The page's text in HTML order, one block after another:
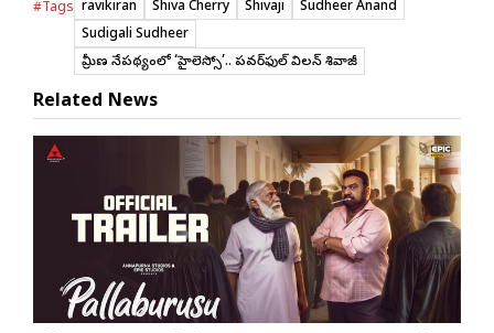
#Tags ravikiran Shiva Cherry Shivaji
Sudheer Anand
Sudigali Sudheer
గ్రామీణ నేపథ్యంలో ‘హైలెస్సో’.. పవర్‌ఫుల్ విలన్‌గా శివాజీ
Related News